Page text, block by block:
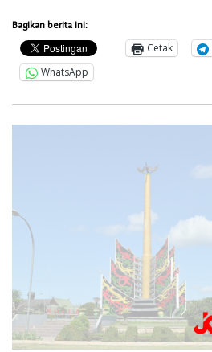
Bagikan berita ini:
Cetak
WhatsApp